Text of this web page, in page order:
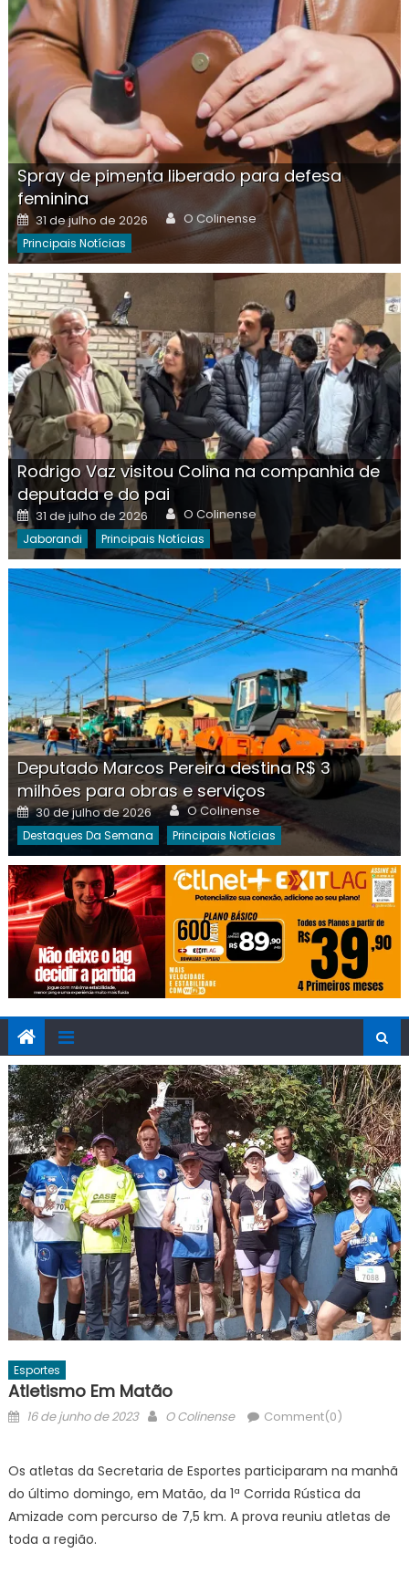
Spray de pimenta liberado para defesa
feminina
Posted
on
31 de julho de 2026 Author
O Colinense
Principais Notícias
Rodrigo Vaz visitou Colina na companhia de
deputada e do pai
Posted
on
31 de julho de 2026 Author
O Colinense
Jaborandi Principais Notícias
Deputado Marcos Pereira destina R$ 3
milhões para obras e serviços
Posted
on
30 de julho de 2026 Author
O Colinense
Destaques Da Semana Principais Notícias
Esportes
Atletismo Em Matão
Posted
16 de junho de 2023 Author
O Colinense Comment(0)
Os atletas da Secretaria de Esportes participaram na manhã
do último domingo, em Matão, da 1ª Corrida Rústica da
Amizade com percurso de 7,5 km. A prova reuniu atletas de
toda a região.